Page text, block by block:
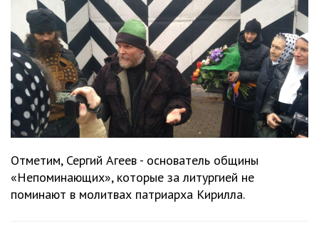
Отметим, Сергий Агеев - основатель общины
«Непоминающих», которые за литургией не
поминают в молитвах патриарха Кирилла.